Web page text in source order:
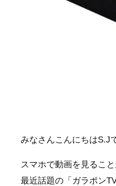
みなさんこんにちはS.J
スマホで動画を見るこ
最近話題の「ガラポン